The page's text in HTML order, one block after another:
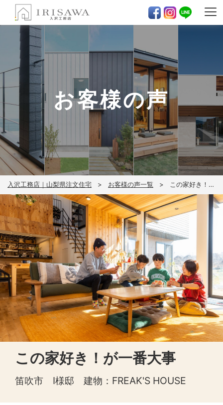
お客様の声
入沢工務店｜山梨県注文住宅 お客様の声一覧 この家好き！が一番大事
この家好き！が一番大事
笛吹市 I様邸 建物：FREAK'S HOUSE